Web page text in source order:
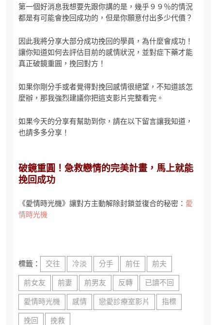
第一個好消息我想要先跟你講的是，幾乎９９％的情況
都是有可能會挽回成功的，但是你願意付出多少代價？
因此我將分享大部分成功挽回的學員，為什麼會成功！
讓你知道如何去評估目前的感情狀況，並對症下藥才能
真正破鏡重圓，挽回對方！
如果你剛分手或者覺得對挽回感情很絕望，不知道該怎
麼辦，那我強烈建議你把這支影片完整看完。
如果今天的分享有幫助到你，請在以下留言讓我知道，
也請多多分享！
破鏡重圓！急救戀情的完美計畫，馬上就能
挽回成功
《愛情時光機》讓對方主動解除封鎖並復合的秘密： 愛
情時光機
標籤： 交往 冷淡 分手 前任 前夫
前女友 前妻 前男友 反轉 已讀不回
愛情時光機 感情 戀愛診療室影片 指標
挽回 挽救